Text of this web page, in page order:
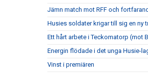
Jämn match mot RFF och
Husies soldater krigar till sig en ny
Ett hårt arbete i Teckomatorp (mot
Energin flödade i det unga Husie-
Vinst i premiären